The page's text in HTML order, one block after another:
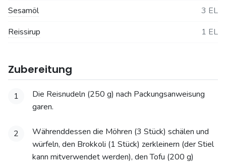
Sesamöl
3 EL
Reissirup
1 EL
Zubereitung
1
Die Reisnudeln (250 g) nach Packungsanweisung
garen.
2
Währenddessen die Möhren (3 Stück) schälen und
würfeln, den Brokkoli (1 Stück) zerkleinern (der Stiel
kann mitverwendet werden), den Tofu (200 g)